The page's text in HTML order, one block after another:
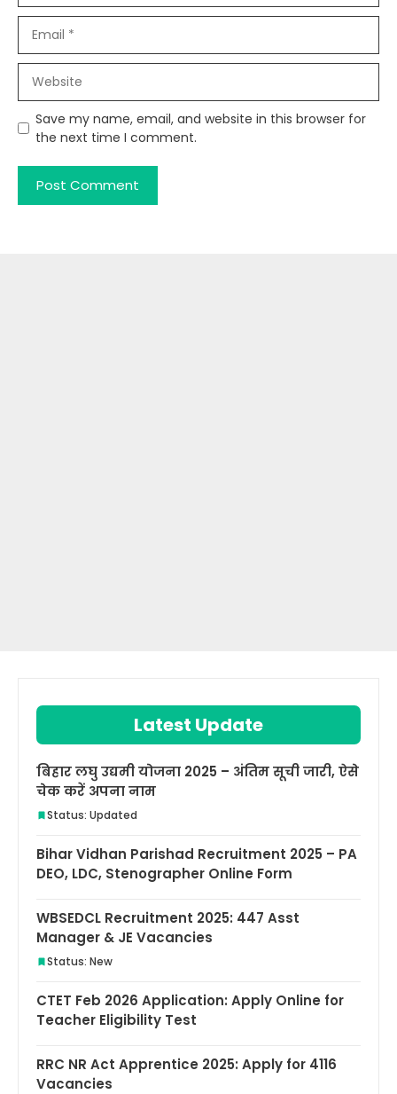
Save my name, email, and website in this browser for
the next time I comment.
Latest Update
बिहार लघु उद्यमी योजना 2025 – अंतिम सूची जारी, ऐसे
चेक करें अपना नाम
Status: Updated
Bihar Vidhan Parishad Recruitment 2025 – PA
DEO, LDC, Stenographer Online Form
WBSEDCL Recruitment 2025: 447 Asst
Manager & JE Vacancies
Status: New
CTET Feb 2026 Application: Apply Online for
Teacher Eligibility Test
RRC NR Act Apprentice 2025: Apply for 4116
Vacancies